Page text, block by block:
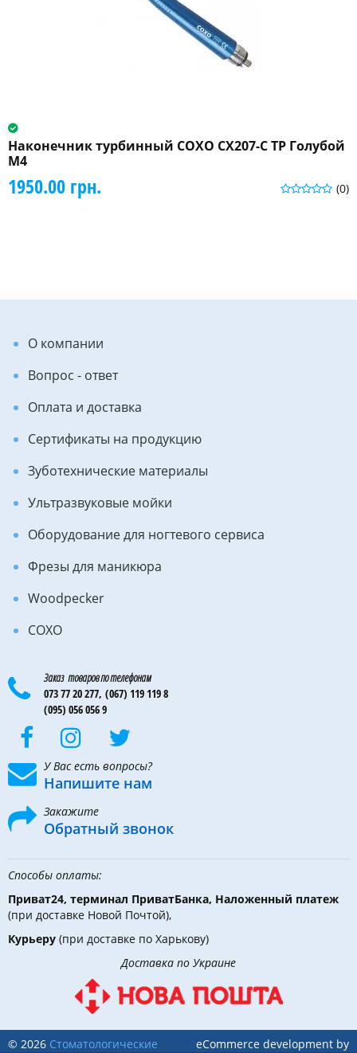
Наконечник турбинный COXO CX207-C ТP Голубой
M4
(0)
1950.00 грн.
О компании
Вопрос - ответ
Оплата и доставка
Сертификаты на продукцию
Зуботехнические материалы
Ультразвуковые мойки
Оборудование для ногтевого сервиса
Фрезы для маникюра
Woodpecker
COXO
Заказ товаров по телефонам
073 77 20 277, (067) 119 119 8
(095) 056 056 9
У Вас есть вопросы?
Напишите нам
Закажите
Обратный звонок
Способы оплаты:
Приват24, терминал ПриватБанка, Наложенный платеж
(при доставке Новой Почтой),
Курьеру (при доставке по Харькову)
Доставка по Украине
© 2026 Стоматологические
eCommerce development by